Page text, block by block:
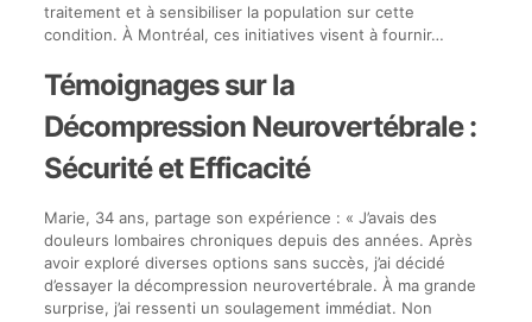
traitement et à sensibiliser la population sur cette
condition. À Montréal, ces initiatives visent à fournir…
Témoignages sur la
Décompression Neurovertébrale :
Sécurité et Efficacité
Marie, 34 ans, partage son expérience : « J’avais des
douleurs lombaires chroniques depuis des années. Après
avoir exploré diverses options sans succès, j’ai décidé
d’essayer la décompression neurovertébrale. À ma grande
surprise, j’ai ressenti un soulagement immédiat. Non